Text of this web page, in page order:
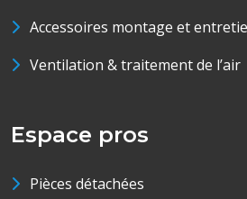
Accessoires montage et
Ventilation & traitement de l’air
Espace pros
Pièces détachées